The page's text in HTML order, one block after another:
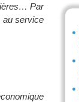
Par
au service